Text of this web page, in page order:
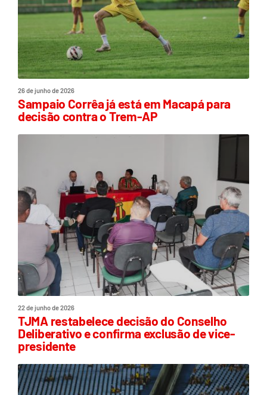
26 de junho de 2026
Sampaio Corrêa já está em Macapá para
decisão contra o Trem-AP
22 de junho de 2026
TJMA restabelece decisão do Conselho
Deliberativo e confirma exclusão de vice-
presidente